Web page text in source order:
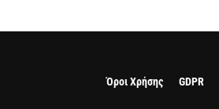
Όροι Χρήσης GDPR